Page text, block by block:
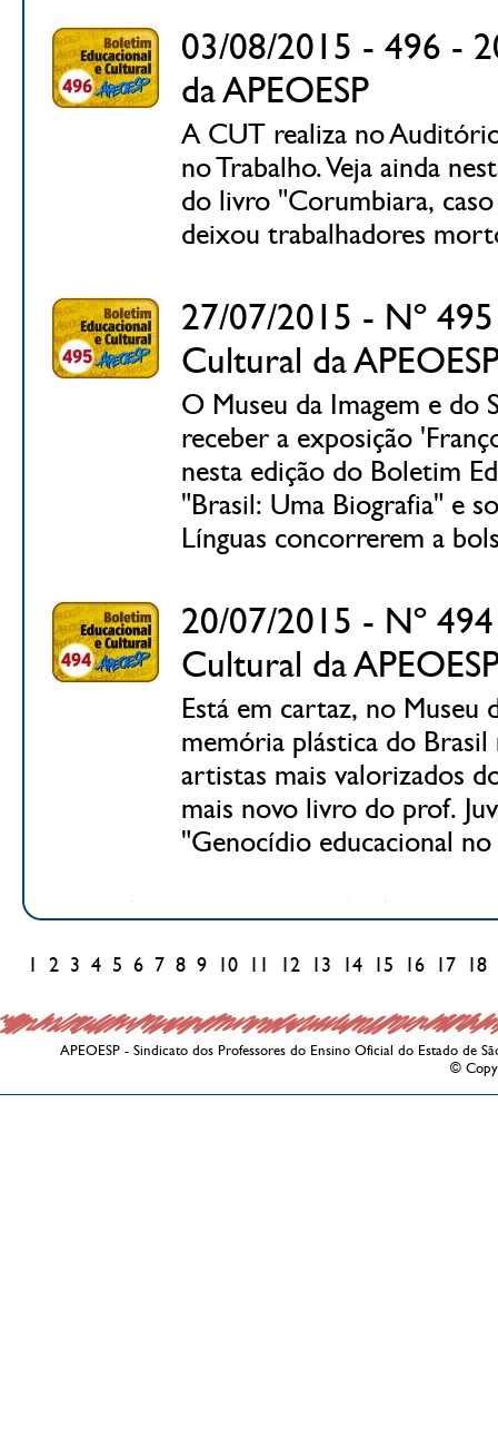
03/08/2015 - 496 -
da APEOESP
A CUT realiza no
no Trabalho. Veja ainda
do livro "Corumbiara,
deixou trabalhadores
27/07/2015 - Nº
Cultural da
O Museu da Imagem e do
receber a exposição
nesta edição do Boletim
"Brasil: Uma Biografia" e
Línguas concorrerem a
20/07/2015 - Nº
Cultural da
Está em cartaz, no Museu
memória plástica do
artistas mais valorizados
mais novo livro do prof.
"Genocídio educacional no
2 3 4 5 6 7 8 9 10 12 13 14 15 16 17 18
APEOESP - Sindicato dos Professores do Ensino Oficial do Estado de
©